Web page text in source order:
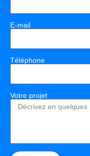
E-mail
Téléphone
Votre projet